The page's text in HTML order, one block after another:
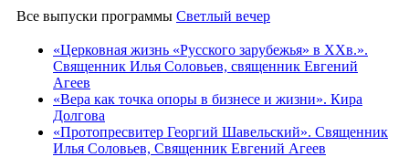
Все выпуски программы Светлый вечер
«Церковная жизнь «Русского зарубежья» в ХХв.».
Священник Илья Соловьев, священник Евгений
Агеев
«Вера как точка опоры в бизнесе и жизни». Кира
Долгова
«Протопресвитер Георгий Шавельский». Священник
Илья Соловьев, Священник Евгений Агеев